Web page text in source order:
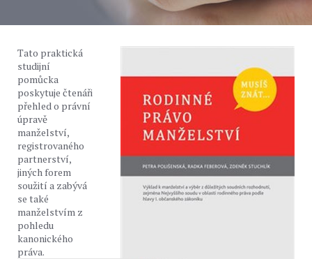
Tato praktická
studijní
pomůcka
poskytuje čtenáři
přehled o právní
úpravě
manželství,
registrovaného
partnerství,
jiných forem
soužití a zabývá
se také
manželstvím z
pohledu
kanonického
práva.